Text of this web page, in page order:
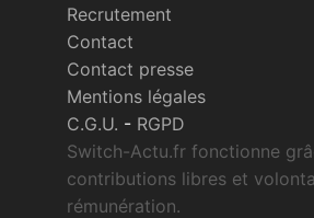
Recrutement
Contact
Contact presse
Mentions légales
C.G.U. - RGPD
Switch-Actu.fr fonctionne
contributions libres et
rémunération.